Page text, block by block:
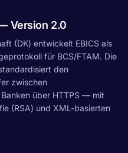
Version 2.0
(DK) entwickelt EBICS als
für BCS/FTAM. Die
den
zwischen
über HTTPS — mit
(RSA) und XML-basierten